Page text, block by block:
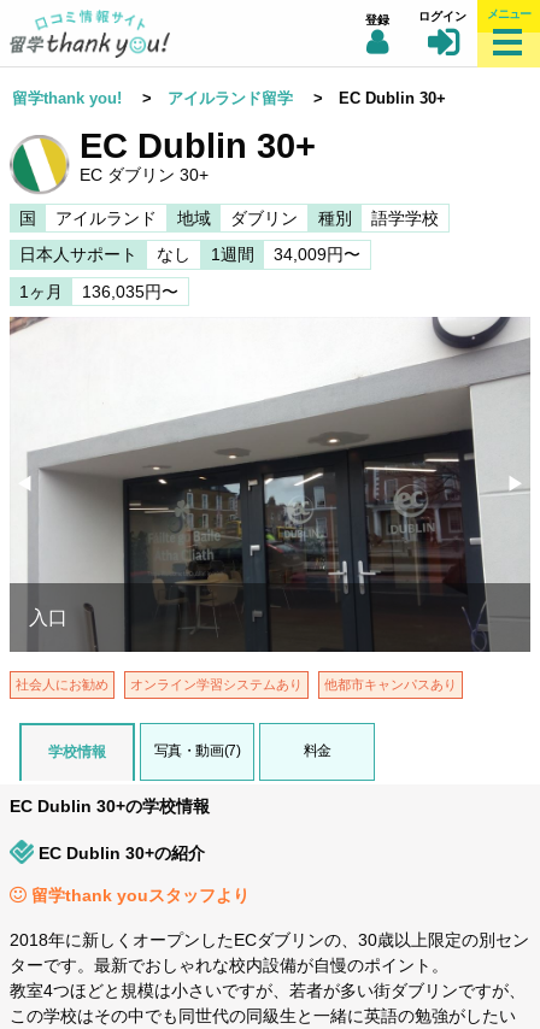
登録 ログイン メニュー
留学thank you! > アイルランド留学 > EC Dublin 30+
EC Dublin 30+
EC ダブリン 30+
国 アイルランド 地域 ダブリン 種別
語学学校
日本人サポート
なし 1週間
34,009円〜
1ヶ月
136,035円〜
Previous
◀︎ ▶︎
入口
社会人にお勧め オンライン学習システムあり 他都市キャンパスあり
学校情報 写真・動画(7) 料金
EC Dublin 30+の学校情報
EC Dublin 30+の紹介
留学thank youスタッフより
2018年に新しくオープンしたECダブリンの、30歳以上限定の別セン
ターです。最新でおしゃれな校内設備が自慢のポイント。
教室4つほどと規模は小さいですが、若者が多い街ダブリンですが、
この学校はその中でも同世代の同級生と一緒に英語の勉強がしたい